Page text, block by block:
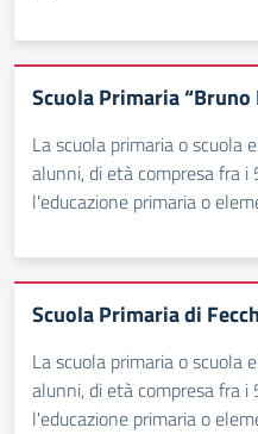
Scuola Primaria
La scuola primaria o scuola
alunni, di età compresa fra
l'educazione primaria o
Scuola Primaria di
La scuola primaria o scuola
alunni, di età compresa fra
l'educazione primaria o